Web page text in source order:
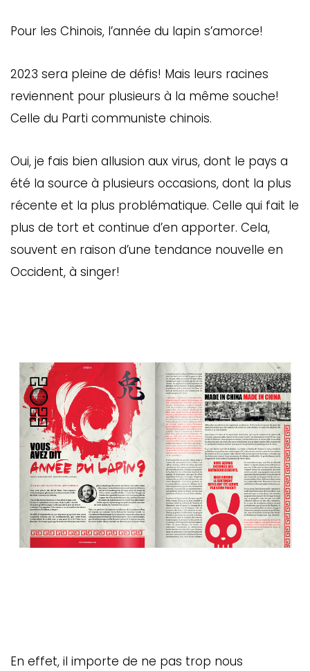
Pour les Chinois, l’année du lapin s’amorce!
2023 sera pleine de défis! Mais leurs racines
reviennent pour plusieurs à la même souche!
Celle du Parti communiste chinois.
Oui, je fais bien allusion aux virus, dont le pays a
été la source à plusieurs occasions, dont la plus
récente et la plus problématique. Celle qui fait le
plus de tort et continue d’en apporter. Cela,
souvent en raison d’une tendance nouvelle en
Occident, à singer!
En effet, il importe de ne pas trop nous